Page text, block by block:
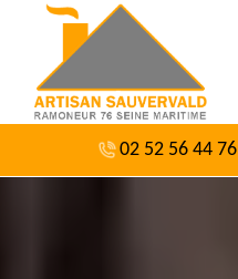
02 52 56 44 76